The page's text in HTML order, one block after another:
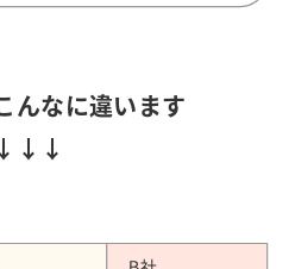
んなに違います